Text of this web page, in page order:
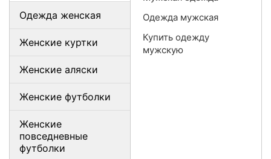
Одежда женская
Женские куртки
Женские аляски
Женские футболки
Женские
повседневные
футболки
Одежда мужская
Купить одежду
мужскую